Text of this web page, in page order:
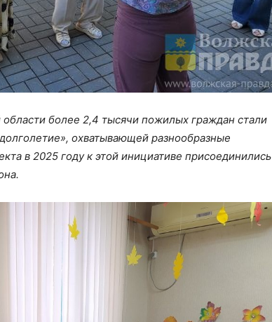
области более 2,4 тысячи пожилых граждан стали
охватывающей разнообразные
в 2025 году к этой инициативе присоединились